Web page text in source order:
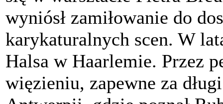
wyniósł zamiłowanie do
karykaturalnych scen. W
Halsa w Haarlemie. Przez
więzieniu, zapewne za